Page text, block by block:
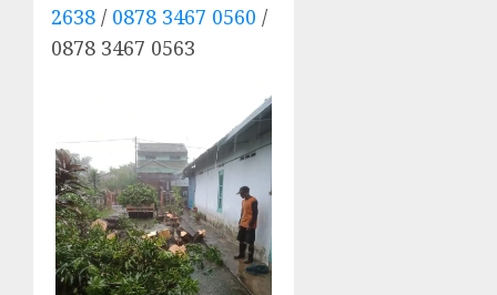
2638 / 0878 3467 0560 /
0878 3467 0563